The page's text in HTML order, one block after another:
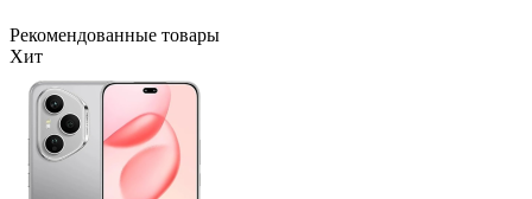
Рекомендованные товары
Хит